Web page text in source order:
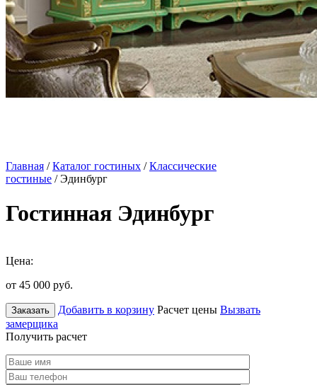
Главная /Каталог гостиных /Классические
гостиные / Эдинбург
Гостинная Эдинбург
Цена:
от 45 000 руб.
Заказать Добавить в корзину Расчет цены Вызвать
замерщика
Получить расчет